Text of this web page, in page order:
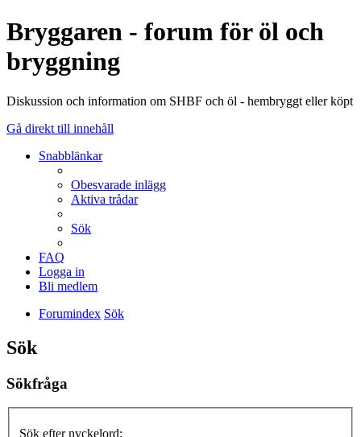
Bryggaren - forum för öl och
bryggning
Diskussion och information om SHBF och öl - hembryggt eller köpt
Gå direkt till innehåll
Snabblänkar
Obesvarade inlägg
Aktiva trådar
Sök
FAQ
Logga in
Bli medlem
Forumindex Sök
Sök
Sökfråga
Sök efter nyckelord: